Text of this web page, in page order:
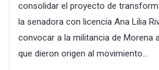
consolidar el proyecto de
la senadora con licencia Ana Lilia
convocar a la militancia de Morena
que dieron origen al movimiento...